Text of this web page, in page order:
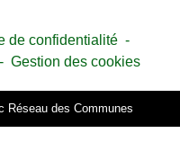
de confidentialité -
- Gestion des cookies
Réseau des Communes